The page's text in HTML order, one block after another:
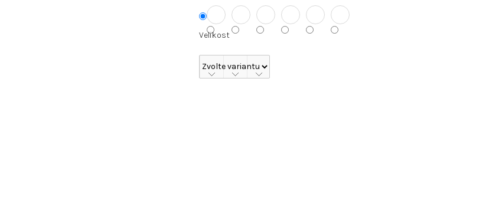
Velikost